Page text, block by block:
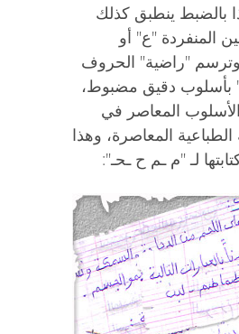
بالضبط ينطبق كذلك
المنفردة "ع" أو
وترسم "راضية" الحروف
بأسلوب دقيق مضبوط،
المعاصر في
المعاصرة، وهذا
لـ "م ـم ح ـحـ":